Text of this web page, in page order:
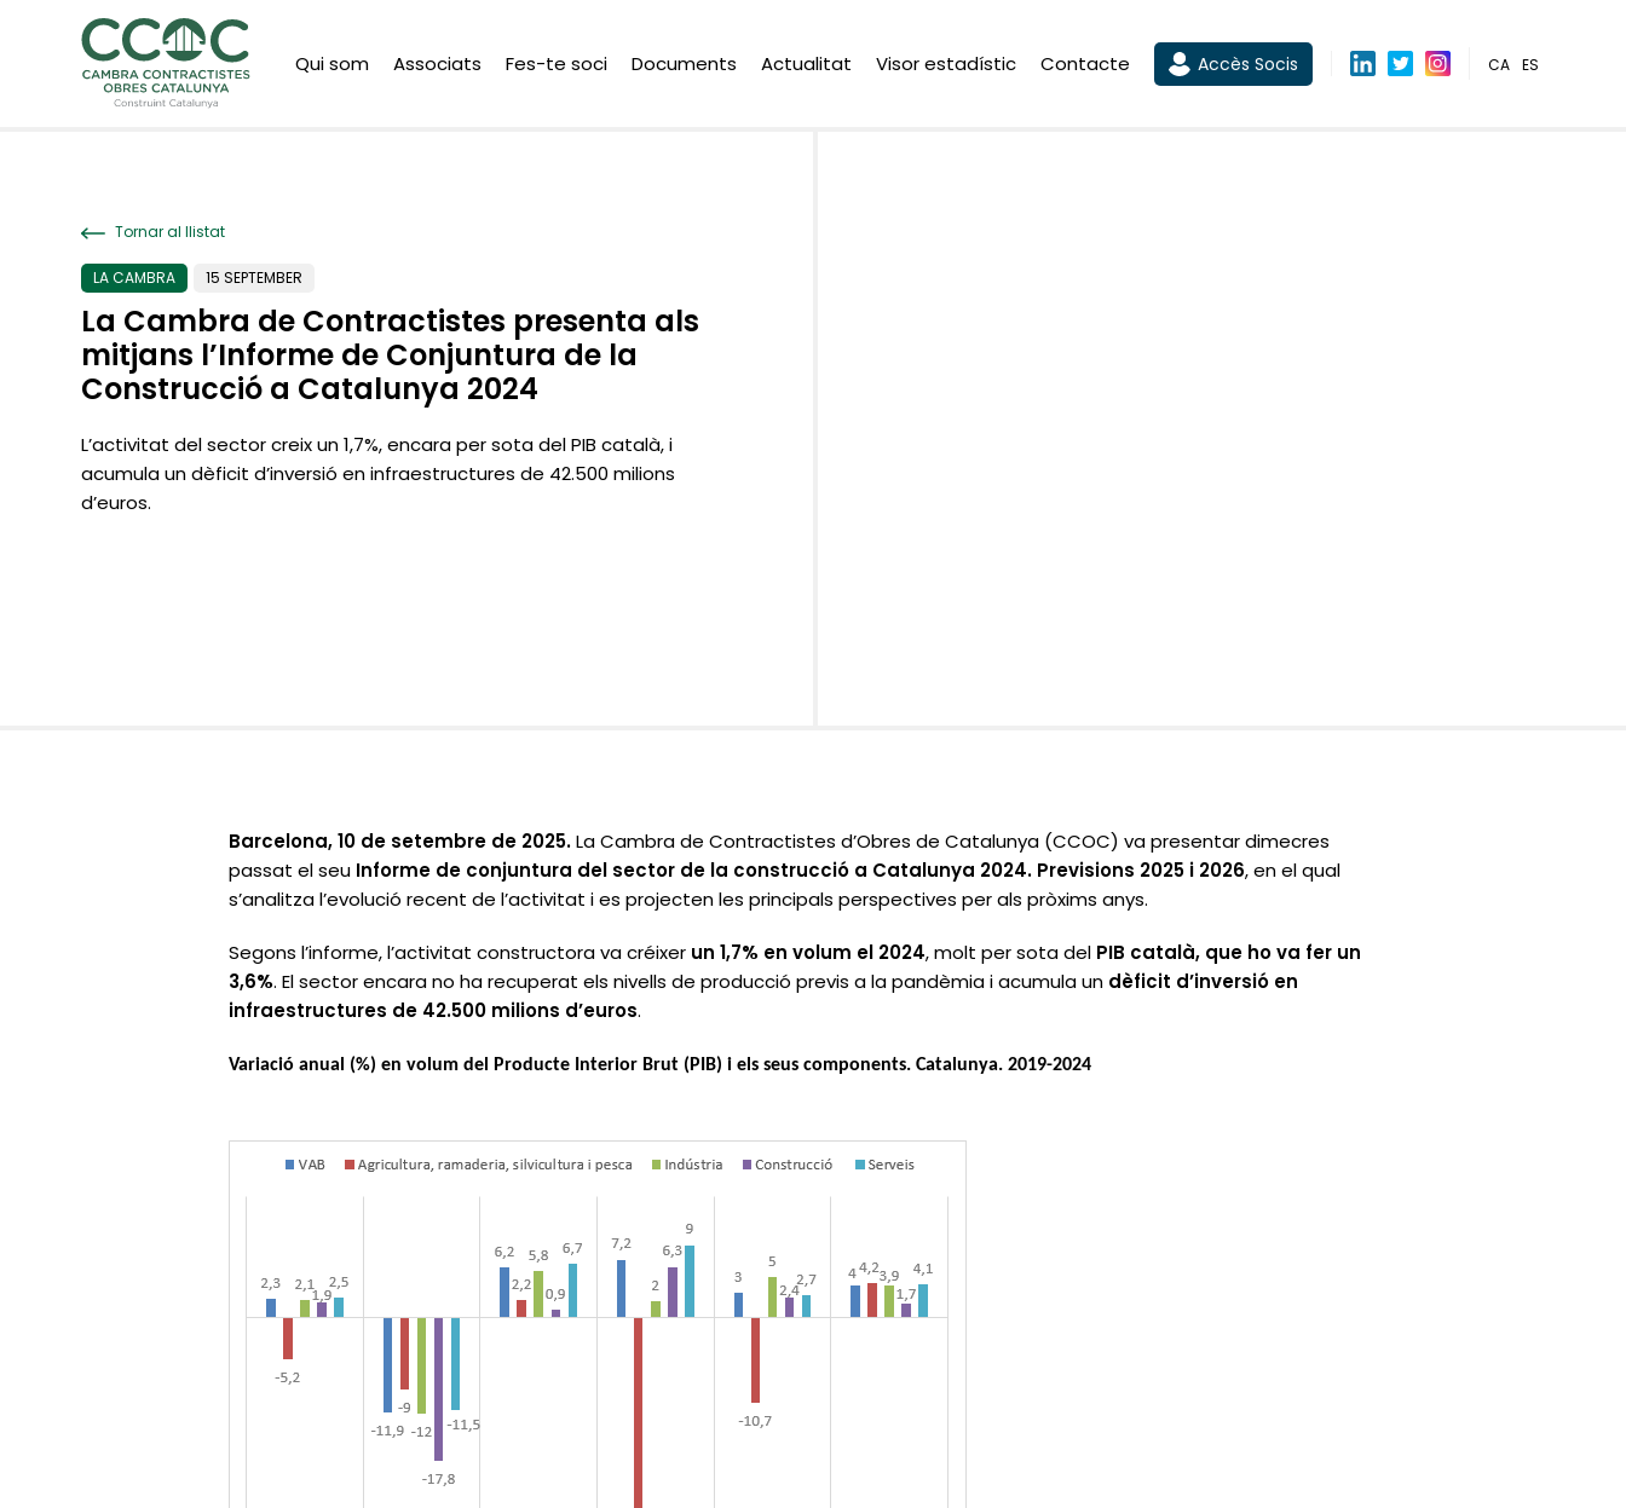
Qui som Associats Fes-te soci Documents Actualitat Visor estadístic Contacte Accès Socis CA ES
Tornar al llistat
LA CAMBRA 15 SEPTEMBER
La Cambra de Contractistes presenta als
mitjans l’Informe de Conjuntura de la
Construcció a Catalunya 2024
L’activitat del sector creix un 1,7%, encara per sota del PIB català, i
acumula un dèficit d’inversió en infraestructures de 42.500 milions
d’euros.
Barcelona, 10 de setembre de 2025.La Cambra de Contractistes d’Obres de Catalunya (CCOC) va presentar dimecres
passat el seu Informe de conjuntura del sector de la construcció a Catalunya 2024. Previsions 2025 i 2026, en el qual
s’analitza l’evolució recent de l’activitat i es projecten les principals perspectives per als pròxims anys.
Segons l’informe, l’activitat constructora va créixer un 1,7% en volum el 2024, molt per sota del PIB català, que ho va fer un
3,6%. El sector encara no ha recuperat els nivells de producció previs a la pandèmia i acumula un dèficit d’inversió en
infraestructures de 42.500 milions d’euros.
Variació anual (%) en volum del Producte Interior Brut (PIB) i els seus components.Catalunya. 2019-2024